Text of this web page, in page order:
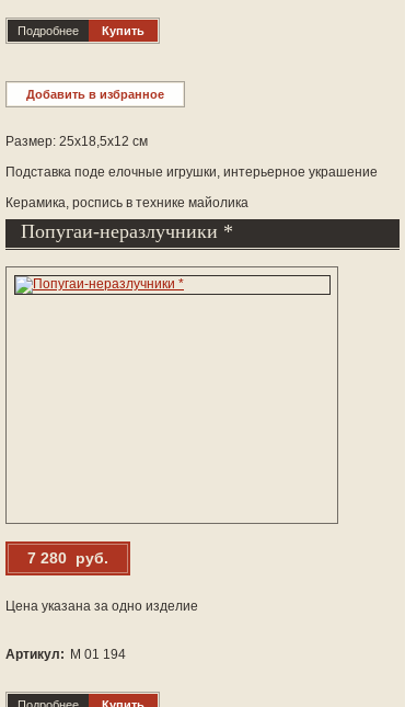
Подробнее Купить
Добавить в избранное
Размер: 25х18,5х12 см
Подставка поде елочные игрушки, интерьерное украшение
Керамика, роспись в технике майолика
Попугаи-неразлучники *
7 280 руб.
Цена указана за одно изделие
Артикул: М 01 194